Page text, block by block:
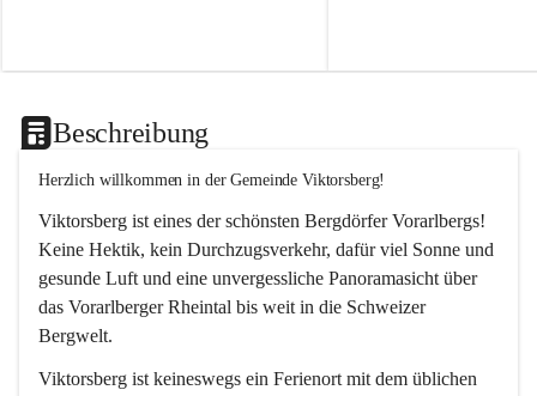
Beschreibung
Herzlich willkommen in der Gemeinde Viktorsberg!
Viktorsberg ist eines der schönsten Bergdörfer Vorarlbergs!
Keine Hektik, kein Durchzugsverkehr, dafür viel Sonne und
gesunde Luft und eine unvergessliche Panoramasicht über
das Vorarlberger Rheintal bis weit in die Schweizer
Bergwelt.
Viktorsberg ist keineswegs ein Ferienort mit dem üblichen